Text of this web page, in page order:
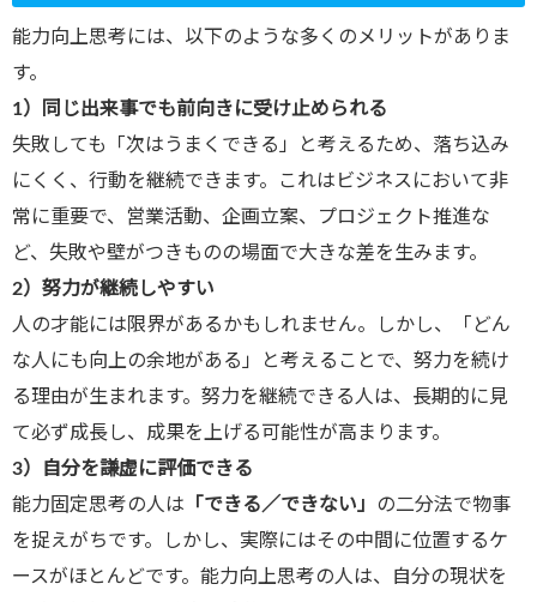
能力向上思考には、以下のような多くのメリットがありま
す。
1）同じ出来事でも前向きに受け止められる
失敗しても「次はうまくできる」と考えるため、落ち込み
にくく、行動を継続できます。これはビジネスにおいて非
常に重要で、営業活動、企画立案、プロジェクト推進な
ど、失敗や壁がつきものの場面で大きな差を生みます。
2）努力が継続しやすい
人の才能には限界があるかもしれません。しかし、「どん
な人にも向上の余地がある」と考えることで、努力を続け
る理由が生まれます。努力を継続できる人は、長期的に見
て必ず成長し、成果を上げる可能性が高まります。
3）自分を謙虚に評価できる
能力固定思考の人は 「できる／できない」 の二分法で物事
を捉えがちです。しかし、実際にはその中間に位置するケ
ースがほとんどです。能力向上思考の人は、自分の現状を